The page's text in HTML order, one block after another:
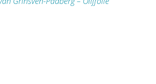
BEKIJK RECENSIE